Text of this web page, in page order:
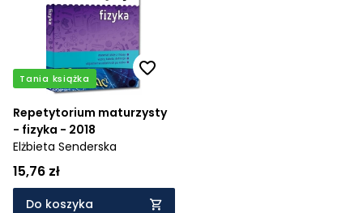
Tania książka
Repetytorium maturzysty
- fizyka - 2018
Elżbieta Senderska
15,76 zł
Do koszyka